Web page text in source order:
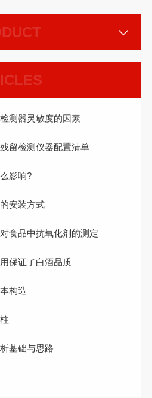
测器灵敏度的因素
留检测仪器配置清单
影响?
安装方式
食品中抗氧化剂的测定
保证了白酒品质
构造
基础与思路